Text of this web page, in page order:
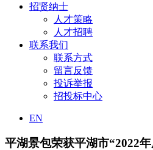
招贤纳士
人才策略
人才招聘
联系我们
联系方式
留言反馈
投诉举报
招投标中心
EN
平湖景包荣获平湖市“2022